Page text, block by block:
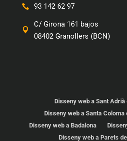
93 142 62 97
C/ Girona 161 bajos
08402 Granollers (BCN)
Disseny web a Sant Adrià
Disseny web a Santa Coloma
Disseny web a Badalona
Disseny web a Parets